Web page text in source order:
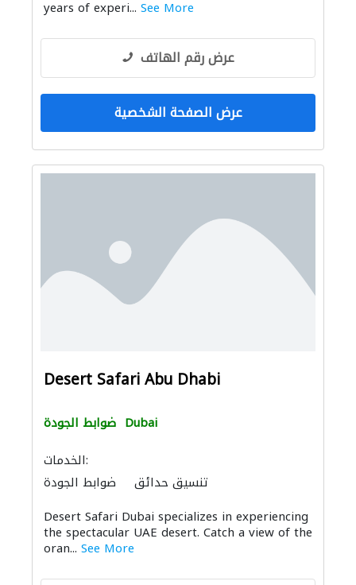
years of experi... See More
عرض رقم الهاتف
عرض الصفحة الشخصية
Desert Safari Abu Dhabi
ضوابط الجودة Dubai
الخدمات:
ضوابط الجودة
تنسيق حدائق
Desert Safari Dubai specializes in experiencing
the spectacular UAE desert. Catch a view of the
oran... See More